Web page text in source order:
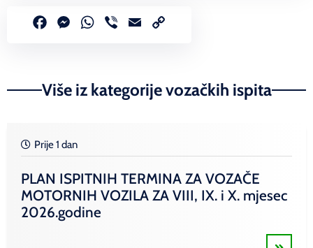
FacebookMessenger
WhatsApp
Viber Email
Više iz kategorije vozačkih ispita
Prije 1 dan
PLAN ISPITNIH TERMINA ZA VOZAČE
MOTORNIH VOZILA ZA VIII, IX. i X. mjesec
2026.godine